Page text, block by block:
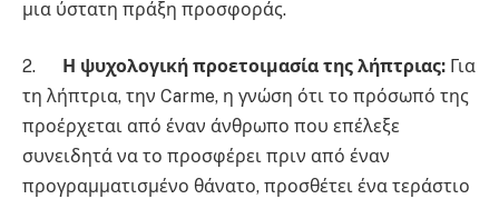
μια ύστατη πράξη προσφοράς.
2. Η ψυχολογική προετοιμασία της λήπτριας: Για
τη λήπτρια, την Carme, η γνώση ότι το πρόσωπό της
προέρχεται από έναν άνθρωπο που επέλεξε
συνειδητά να το προσφέρει πριν από έναν
προγραμματισμένο θάνατο, προσθέτει ένα τεράστιο